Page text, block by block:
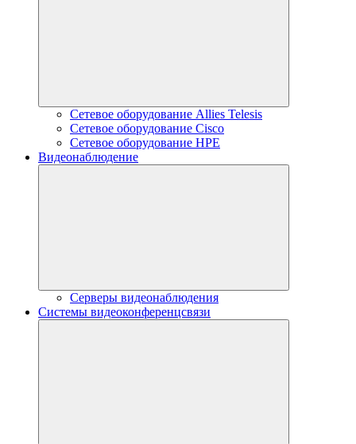
Сетевое оборудование Allies Telesis
Сетевое оборудование Cisco
Сетевое оборудование HPE
Видеонаблюдение
Серверы видеонаблюдения
Системы видеоконференцсвязи